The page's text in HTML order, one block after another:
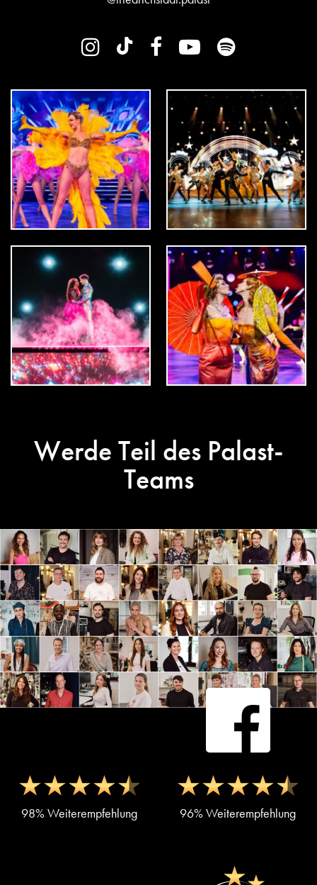
Werde Teil des Palast-
Teams
98% Weiterempfehlung 96% Weiterempfehlung